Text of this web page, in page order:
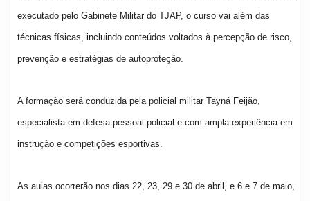
executado pelo Gabinete Militar do TJAP, o curso vai além das
técnicas físicas, incluindo conteúdos voltados à percepção de risco,
prevenção e estratégias de autoproteção.
A formação será conduzida pela policial militar Tayná Feijão,
especialista em defesa pessoal policial e com ampla experiência em
instrução e competições esportivas.
As aulas ocorrerão nos dias 22, 23, 29 e 30 de abril, e 6 e 7 de maio,